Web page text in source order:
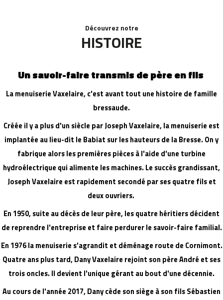
Découvrez notre
HISTOIRE
Un savoir-faire transmis de père en fils
La menuiserie Vaxelaire, c'est avant tout une histoire de famille
bressaude.
Créée il y a plus d'un siècle par Joseph Vaxelaire, la menuiserie est
implantée au lieu-dit le Babiat sur les hauteurs de la Bresse. On y
fabrique alors les premières pièces à l'aide d'une turbine
hydroélectrique qui alimente les machines. Le succès grandissant,
Joseph Vaxelaire est rapidement secondé par ses quatre fils et
deux ouvriers.
En 1950, suite au décès de leur père, les quatre héritiers décident
de reprendre l'entreprise et faire perdurer le savoir-faire familial.
En 1976 la menuiserie s'agrandit et déménage route de Cornimont.
Quatre ans plus tard, Dany Vaxelaire rejoint son père André et ses
trois oncles. Il devient l'unique gérant au bout d'une décennie.
Au cours de l'année 2017, Dany cède son siège à son fils Sébastien